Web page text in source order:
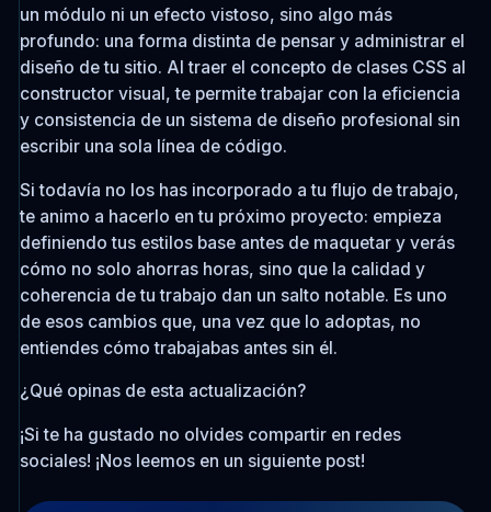
un módulo ni un efecto vistoso, sino algo más
profundo: una forma distinta de pensar y administrar el
diseño de tu sitio. Al traer el concepto de clases CSS al
constructor visual, te permite trabajar con la eficiencia
y consistencia de un sistema de diseño profesional sin
escribir una sola línea de código.
Si todavía no los has incorporado a tu flujo de trabajo,
te animo a hacerlo en tu próximo proyecto: empieza
definiendo tus estilos base antes de maquetar y verás
cómo no solo ahorras horas, sino que la calidad y
coherencia de tu trabajo dan un salto notable. Es uno
de esos cambios que, una vez que lo adoptas, no
entiendes cómo trabajabas antes sin él.
¿Qué opinas de esta actualización?
¡Si te ha gustado no olvides compartir en redes
sociales! ¡Nos leemos en un siguiente post!